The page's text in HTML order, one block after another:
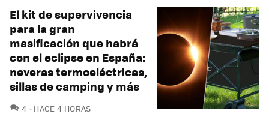
El kit de supervivencia
para la gran
masificación que habrá
con el eclipse en España:
neveras termoeléctricas,
sillas de camping y más
4 COMENTARIOS
HACE 4 HORAS